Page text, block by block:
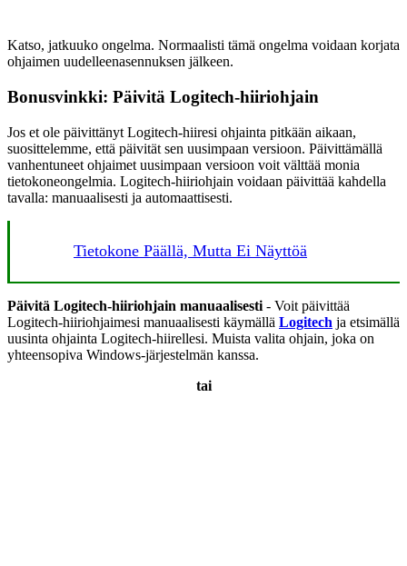
Katso, jatkuuko ongelma. Normaalisti tämä ongelma voidaan korjata
ohjaimen uudelleenasennuksen jälkeen.
Bonusvinkki: Päivitä Logitech-hiiriohjain
Jos et ole päivittänyt Logitech-hiiresi ohjainta pitkään aikaan,
suosittelemme, että päivität sen uusimpaan versioon. Päivittämällä
vanhentuneet ohjaimet uusimpaan versioon voit välttää monia
tietokoneongelmia. Logitech-hiiriohjain voidaan päivittää kahdella
tavalla: manuaalisesti ja automaattisesti.
Tietokone Päällä, Mutta Ei Näyttöä
Päivitä Logitech-hiiriohjain manuaalisesti - Voit päivittää
Logitech-hiiriohjaimesi manuaalisesti käymällä Logitech ja etsimällä
uusinta ohjainta Logitech-hiirellesi. Muista valita ohjain, joka on
yhteensopiva Windows-järjestelmän kanssa.
tai